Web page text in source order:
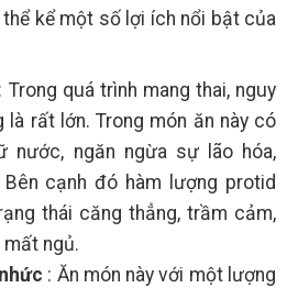
kể một số lợi ích nổi bật của
: Trong quá trình mang thai, nguy
là rất lớn. Trong món ăn này có
nước, ngăn ngừa sự lão hóa,
cạnh đó hàm lượng protid
thái căng thẳng, trầm cảm,
mất ngủ.
: Ăn món này với một lượng